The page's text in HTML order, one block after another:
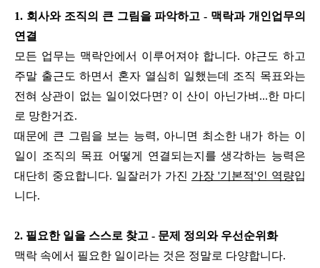
1. 회사와 조직의 큰 그림을 파악하고 - 맥락과 개인업무의
연결
모든 업무는 맥락안에서 이루어져야 합니다. 야근도 하고
주말 출근도 하면서 혼자 열심히 일했는데 조직 목표와는
전혀 상관이 없는 일이었다면? 이 산이 아닌가벼...한 마디
로 망한거죠.
때문에 큰 그림을 보는 능력, 아니면 최소한 내가 하는 이
일이 조직의 목표 어떻게 연결되는지를 생각하는 능력은
대단히 중요합니다. 일잘러가 가진 가장 '기본적'인 역량입
니다.
2. 필요한 일을 스스로 찾고 - 문제 정의와 우선순위화
맥락 속에서 필요한 일이라는 것은 정말로 다양합니다.